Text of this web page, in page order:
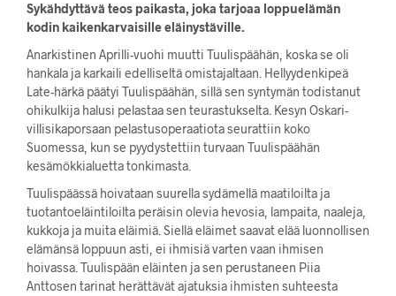
Sykähdyttävä teos paikasta, joka tarjoaa loppuelämän
kodin kaikenkarvaisille eläinystäville.
Anarkistinen Aprilli-vuohi muutti Tuulispäähän, koska se oli
hankala ja karkaili edelliseltä omistajaltaan. Hellyydenkipeä
Late-härkä päätyi Tuulispäähän, sillä sen syntymän todistanut
ohikulkija halusi pelastaa sen teurastukselta. Kesyn Oskari-
villisikaporsaan pelastusoperaatiota seurattiin koko
Suomessa, kun se pyydystettiin turvaan Tuulispäähän
kesämökkialuetta tonkimasta.
Tuulispäässä hoivataan suurella sydämellä maatiloilta ja
tuotantoeläintiloilta peräisin olevia hevosia, lampaita, naaleja,
kukkoja ja muita eläimiä. Siellä eläimet saavat elää luonnollisen
elämänsä loppuun asti, ei ihmisiä varten vaan ihmisen
hoivassa. Tuulispään eläinten ja sen perustaneen Piia
Anttosen tarinat herättävät ajatuksia ihmisten suhteesta